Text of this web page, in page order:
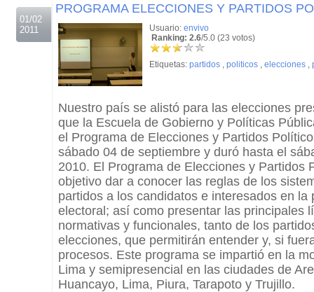
01/02
2011
PROGRAMA ELECCIONES Y PARTIDOS
Usuario: envivo
Ranking: 2.6/5.0 (23 votos)
Etiquetas: partidos , politicos , elecciones ,
Nuestro país se alistó para las elecciones
que la Escuela de Gobierno y Políticas
el Programa de Elecciones y Partidos
sábado 04 de septiembre y duró hasta el
2010. El Programa de Elecciones y Partidos
objetivo dar a conocer las reglas de los
partidos a los candidatos e interesados en la
electoral; así como presentar las principales
normativas y funcionales, tanto de los
elecciones, que permitirán entender y, si
procesos. Este programa se impartió en la
Lima y semipresencial en las ciudades de
Huancayo, Lima, Piura, Tarapoto y Trujillo.